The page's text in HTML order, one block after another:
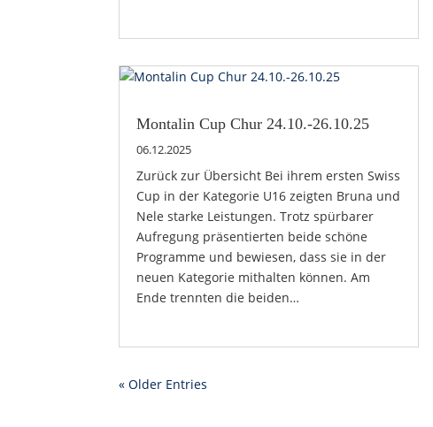
Montalin Cup Chur 24.10.-26.10.25
06.12.2025
Zurück zur Übersicht Bei ihrem ersten Swiss
Cup in der Kategorie U16 zeigten Bruna und
Nele starke Leistungen. Trotz spürbarer
Aufregung präsentierten beide schöne
Programme und bewiesen, dass sie in der
neuen Kategorie mithalten können. Am
Ende trennten die beiden…
« Older Entries